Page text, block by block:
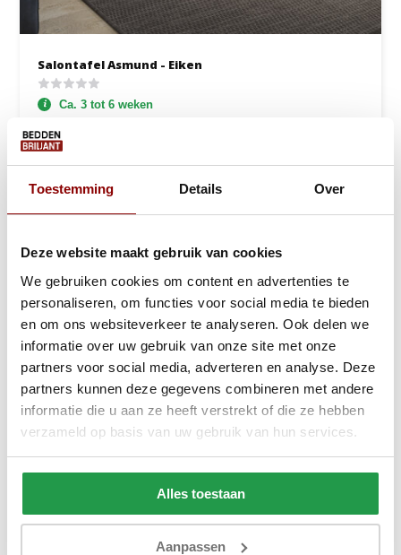
Toestemming Details Over
Deze website maakt gebruik van cookies
We gebruiken cookies om content en advertenties te
personaliseren, om functies voor social media te bieden
en om ons websiteverkeer te analyseren. Ook delen we
informatie over uw gebruik van onze site met onze
partners voor social media, adverteren en analyse. Deze
partners kunnen deze gegevens combineren met andere
informatie die u aan ze heeft verstrekt of die ze hebben
verzameld op basis van uw gebruik van hun services.
Alles toestaan
Aanpassen
Salontafel Asmund - Eiken
Ca. 3 tot 6 weken
329,-
Bekijken
Salontafel Halmstad - Wotan Eiken